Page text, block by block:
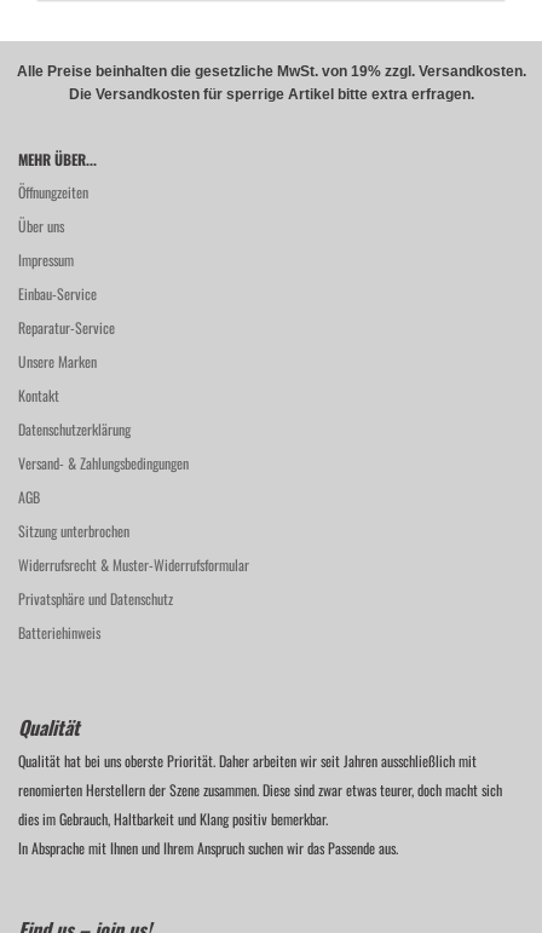
Alle Preise beinhalten die gesetzliche MwSt. von 19% zzgl. Versandkosten.
Die Versandkosten für sperrige Artikel bitte extra erfragen.
MEHR ÜBER...
Öffnungzeiten
Über uns
Impressum
Einbau-Service
Reparatur-Service
Unsere Marken
Kontakt
Datenschutzerklärung
Versand- & Zahlungsbedingungen
AGB
Sitzung unterbrochen
Widerrufsrecht & Muster-Widerrufsformular
Privatsphäre und Datenschutz
Batteriehinweis
Qualität
Qualität hat bei uns oberste Priorität. Daher arbeiten wir seit Jahren ausschließlich mit
renomierten Herstellern der Szene zusammen. Diese sind zwar etwas teurer, doch macht sich
dies im Gebrauch, Haltbarkeit und Klang positiv bemerkbar.
In Absprache mit Ihnen und Ihrem Anspruch suchen wir das Passende aus.